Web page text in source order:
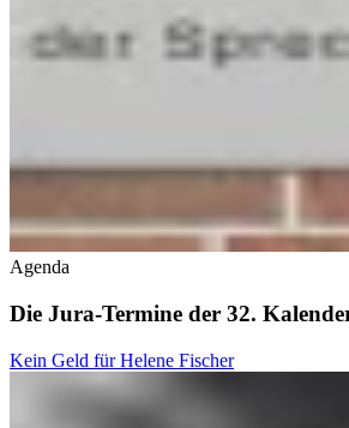
Agenda
Die Jura-Termine der 32.
Kein Geld für Helene Fischer